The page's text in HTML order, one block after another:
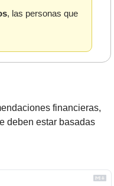
, las personas que
financieras,
deben estar basadas